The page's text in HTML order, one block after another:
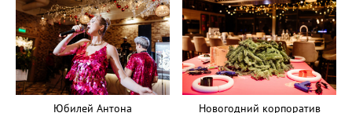
Юбилей Антона Новогодний корпоратив